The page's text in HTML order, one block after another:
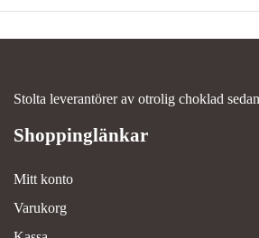
Stolta leverantörer av otrolig choklad
Mitt konto
Varukorg